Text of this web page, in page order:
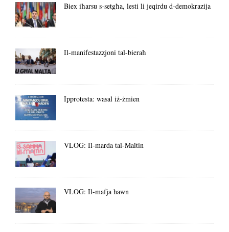
Biex iħarsu s-setgħa, lesti li jeqirdu d-demokrazija
Il-manifestazzjoni tal-bieraħ
Ipprotesta: wasal iż-żmien
VLOG: Il-marda tal-Maltin
VLOG: Il-mafja hawn